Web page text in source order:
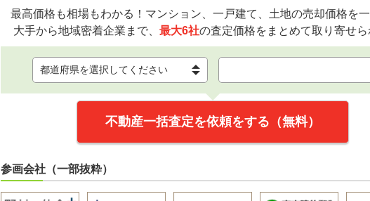
最高価格も相場もわかる！マンション、一戸建て、土地の売却価格を
大手から地域密着企業まで、 最大6社の査定価格をまとめて取り寄せ
不動産一括査定を依頼をする（無料）
参画会社（一部抜粋）